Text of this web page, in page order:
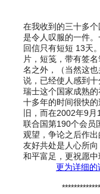
在我收到的三十多
是令人叹服的一件
回信只有短短 13天
片，短笺，带有签
名之外，（当然这
说，已经使人感到
瑞士这个国家成熟的
十多年的时间很快
旧，而在2002年9
联合国第190个会员
观望，争论之后作
友好共处是人心所
和平富足，更祝愿中
更为详细的